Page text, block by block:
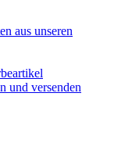
aus unseren
und versenden